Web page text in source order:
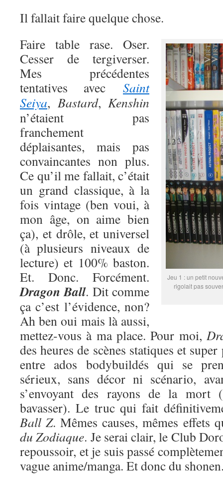
Il fallait faire quelque chose.
Jeu 1 : un petit
rigolait pas
Faire table rase. Oser.
Cesser de tergiverser.
Mes précédentes
tentatives avec Saint
Seiya, Bastard, Kenshin
n’étaient pas
franchement
déplaisantes, mais pas
convaincantes non plus.
Ce qu’il me fallait, c’était
un grand classique, à la
fois vintage (ben voui, à
mon âge, on aime bien
ça), et drôle, et universel
(à plusieurs niveaux de
lecture) et 100% baston.
Et. Donc. Forcément.
Dragon Ball. Dit comme
ça c’est l’évidence, non?
Ah ben oui mais là aussi,
mettez-vous à ma place. Pour moi,
des heures de scènes statiques et
entre ados bodybuildés qui se
sérieux, sans décor ni scénario,
s’envoyant des rayons de la mort
bavasser). Le truc qui fait
Ball Z. Mêmes causes, mêmes effets
du Zodiaque. Je serai clair, le Club
repoussoir, et je suis passé
vague anime/manga. Et donc du